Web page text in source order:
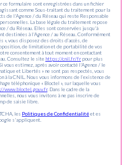
ce formulaire sont enregistrées dans un fichier
comme Sous-traitant du traitement pour la
de l'Agence / du Réseau qui reste Responsable
La base légale du traitement repose
/ du Réseau. Elles sont conservées jusqu'à
destinées à l'Agence / au Réseau. Conformément
vous disposez des droits d’accès, de
de limitation et de portabilité de vos
consentement à tout moment en contactant
Consultez le site https://cnil.fr/fr pour plus
vous estimez, après avoir contacté l'Agence / le
et Libertés » ne sont pas respectés, vous
à la CNIL. Nous vous informons de l’existence de
téléphonique « Bloctel », sur laquelle vous
www.bloctel.gouv.fr. Dans le cadre de la
nous vous invitons à ne pas inscrire de
de saisie libre.
les Politiques de Confidentialitéet es
s'appliquent.